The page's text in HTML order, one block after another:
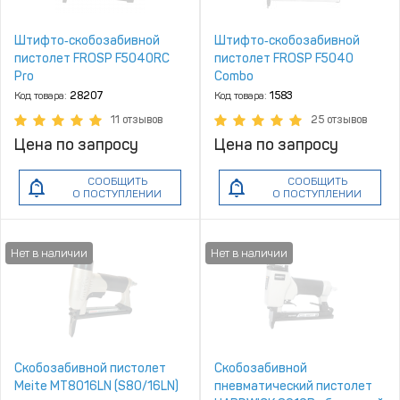
Штифто‑скобозабивной
пистолет FROSP F5040RC
Pro
Код товара: 28207
11 отзывов
Цена по запросу
СООБЩИТЬ
О ПОСТУПЛЕНИИ
Штифто‑скобозабивной
пистолет FROSP F5040
Combo
Код товара: 1583
25 отзывов
Цена по запросу
СООБЩИТЬ
О ПОСТУПЛЕНИИ
Скобозабивной пистолет
Meite MT8016LN (S80/16LN)
Скобозабивной
пневматический пистолет